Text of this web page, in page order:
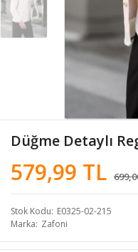
Düğme Detaylı
579,99 TL
Stok Kodu E0325-02-215
Marka Zafoni